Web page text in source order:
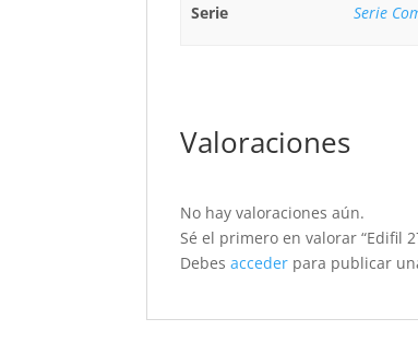
Serie Serie
Valoraciones
No hay valoraciones aún.
Sé el primero en valorar “Edifil
Debesacceder para publicar